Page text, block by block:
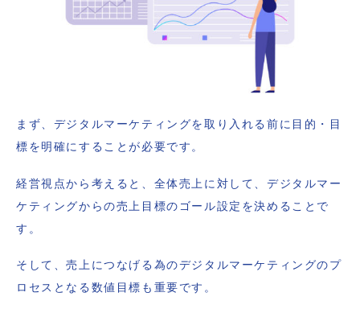
まず、デジタルマーケティングを取り入れる前に目的・目
標を明確にすることが必要です。
経営視点から考えると、全体売上に対して、デジタルマー
ケティングからの売上目標のゴール設定を決めることで
す。
そして、売上につなげる為のデジタルマーケティングのプ
ロセスとなる数値目標も重要です。